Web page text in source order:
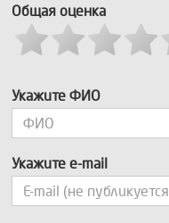
Общая оценка
Укажите ФИО
Укажите e-mail